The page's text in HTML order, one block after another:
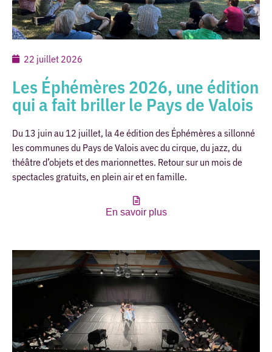
22 juillet 2026
Les Éphémères 2026, une édition
qui a fait briller le Pays de Valois
Du 13 juin au 12 juillet, la 4e édition des Éphémères a sillonné
les communes du Pays de Valois avec du cirque, du jazz, du
théâtre d’objets et des marionnettes. Retour sur un mois de
spectacles gratuits, en plein air et en famille.
En savoir plus